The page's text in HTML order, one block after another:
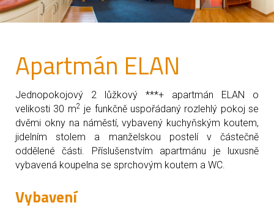
Apartmán ELAN
Jednopokojový 2 lůžkový ***+ apartmán ELAN o
velikosti 30 m2 je funkčně uspořádaný rozlehlý pokoj se
dvěmi okny na náměstí, vybavený kuchyňským koutem,
jidelním stolem a manželskou postelí v částečně
oddělené části. Příslušenstvím apartmánu je luxusně
vybavená koupelna se sprchovým koutem a WC.
Vybavení